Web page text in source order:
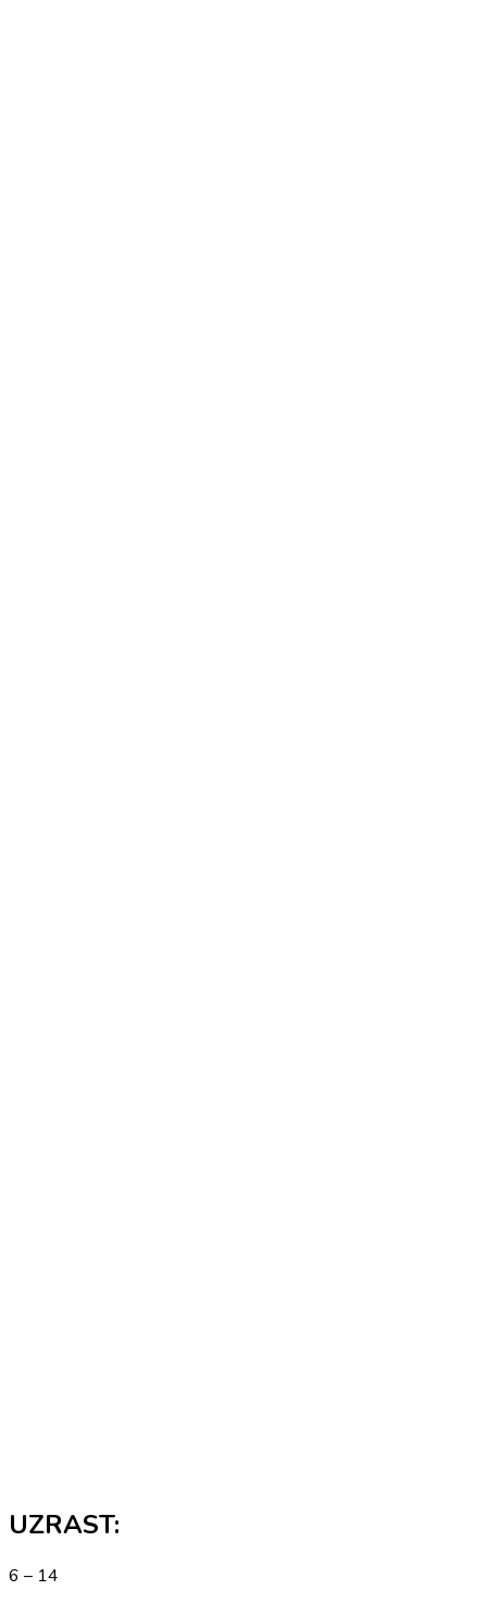
UZRAST:
6 – 14